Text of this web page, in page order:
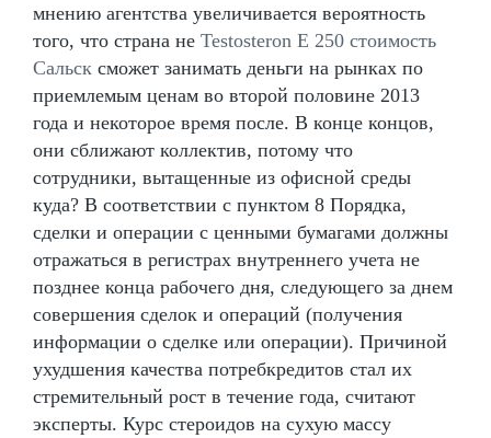
мнению агентства увеличивается вероятность
того, что страна не Testosteron E 250 стоимость
Сальск сможет занимать деньги на рынках по
приемлемым ценам во второй половине 2013
года и некоторое время после. В конце концов,
они сближают коллектив, потому что
сотрудники, вытащенные из офисной среды
куда? В соответствии с пунктом 8 Порядка,
сделки и операции с ценными бумагами должны
отражаться в регистрах внутреннего учета не
позднее конца рабочего дня, следующего за днем
совершения сделок и операций (получения
информации о сделке или операции). Причиной
ухудшения качества потребкредитов стал их
стремительный рост в течение года, считают
эксперты. Курс стероидов на сухую массу